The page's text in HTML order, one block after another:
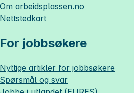
Om arbeidsplassen.no
Nettstedkart
For jobbsøkere
Nyttige artikler for jobbsøkere
Spørsmål og svar